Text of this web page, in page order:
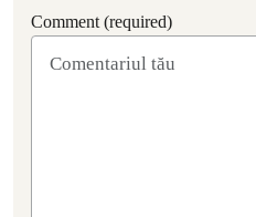
Comment (required)